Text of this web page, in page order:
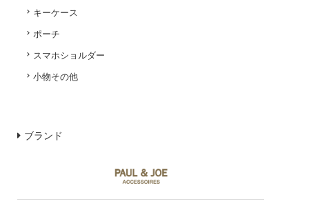
キーケース
ポーチ
スマホショルダー
小物その他
ブランド